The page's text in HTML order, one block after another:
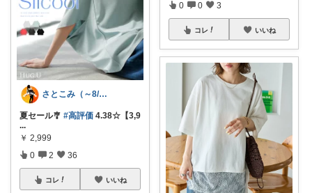
さとこみ（～8/4 感謝🙏）
夏セール🎐 #高評価 4.38☆【3,9
...
￥ 2,999
0 2 36
コレ いいね
0 0 3
コレ いいね